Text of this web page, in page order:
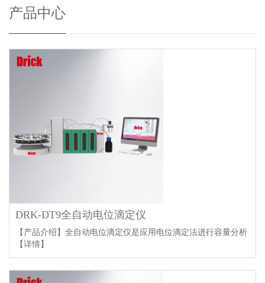
产品中心
DRK-DT9全自动电位滴定仪
【产品介绍】全自动电位滴定仪是应用电位滴定法进行容量分析
【详情】